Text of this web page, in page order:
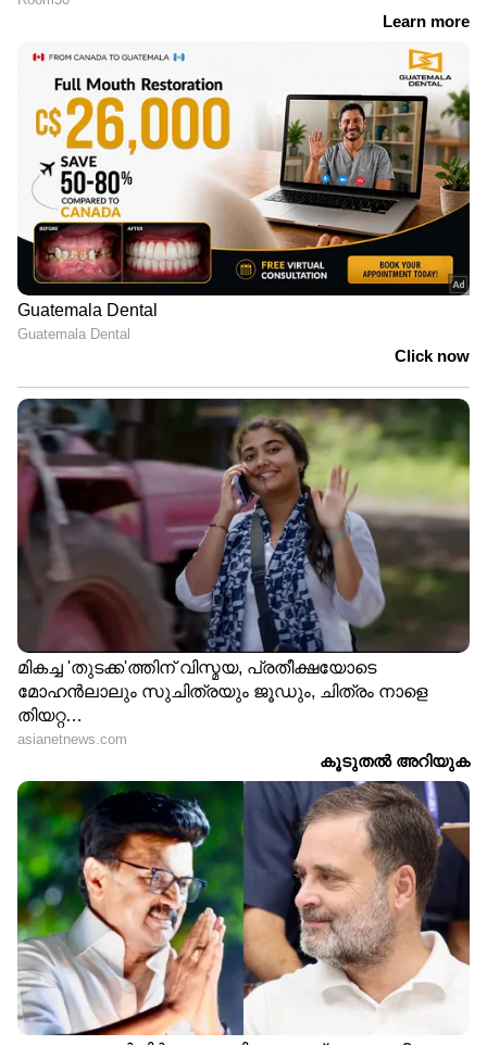
ഏഷ്യാനെറ്റ് ന്യൂസ് ലൈവ് യൂട്യൂബില്‍
കാണാം:-
youtubevideo
LATEST VIDEOS
ഏഷ്യാനെറ്റ് ന്യൂസ് മലയാളത്തിലൂടെHealth
News
അറിയൂ.Food and Recipesതുടങ്ങി
മികച്ച ജീവിതം നയിക്കാൻ സഹായിക്കുന്ന
ടിപ്സുകളും ലേഖനങ്ങളും — നിങ്ങളുടെ
ദിവസങ്ങളെ കൂടുതൽ മനോഹരമാക്കാൻ
Asianet News Malayalam
ABOUT THE AUTHOR
WD Web Desk
ഭക്ഷണം
Follow Us